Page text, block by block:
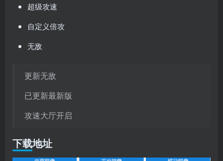
超级攻速
自定义倍攻
无敌
更新无敌
已更新最新版
攻速大厅开启
下载地址